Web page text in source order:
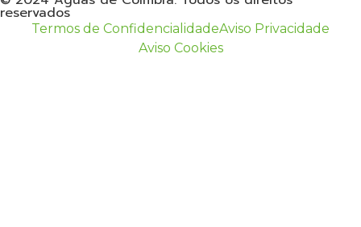
reservados
Termos de ConfidencialidadeAviso Privacidade
Aviso Cookies